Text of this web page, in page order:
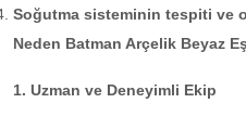
Soğutma sisteminin tespiti ve
Neden Batman Arçelik Beyaz
1. Uzman ve Deneyimli Ekip